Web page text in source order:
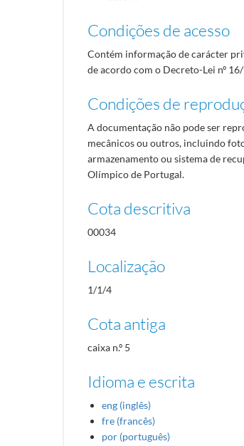
Condições de acesso
Contém informação de carácter
de acordo com o Decreto-Lei nº 16/
Condições de
A documentação não pode ser
mecânicos ou outros, incluindo
armazenamento ou sistema de
Olímpico de Portugal.
Cota descritiva
00034
Localização
1/1/4
Cota antiga
caixa n.º 5
Idioma e escrita
eng (inglês)
fre (francês)
por (português)